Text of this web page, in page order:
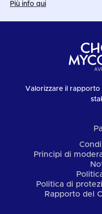
Più info qui
Valorizzare il rapporto
Principi di
Politica di
Rapporto del